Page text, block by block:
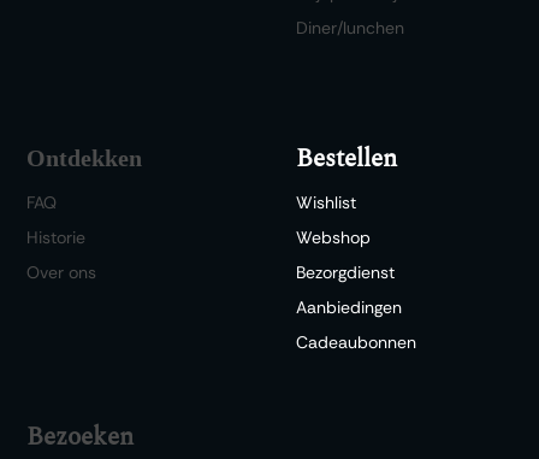
Diner/lunchen
Ontdekken
FAQ
Historie
Over ons
Bestellen
Wishlist
Webshop
Bezorgdienst
Aanbiedingen
Cadeaubonnen
Bezoeken